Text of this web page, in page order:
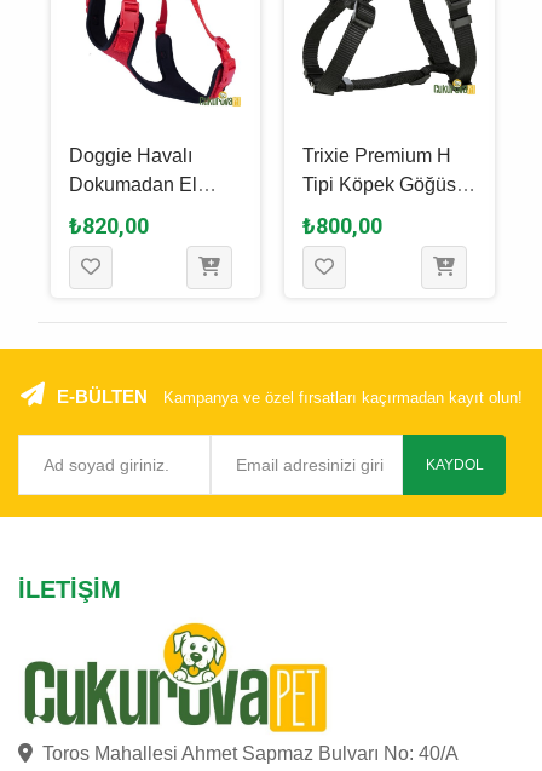
Doggie Havalı
Dokumadan El
Yapımı Köpek
Göğüs Tasması Xl -
2.5 x 65 - 75 Cm -
₺820,00
Trixie Premium H
Tipi Köpek Göğüs
Tasması Xs - S,
Siyah, 30 x 44 Cm -
10 Mm
₺800,00
E-BÜLTEN Kampanya ve özel fırsatları kaçırmadan kayıt olun!
KAYDOL
İLETIŞIM
Toros Mahallesi Ahmet Sapmaz Bulvarı No: 40/A